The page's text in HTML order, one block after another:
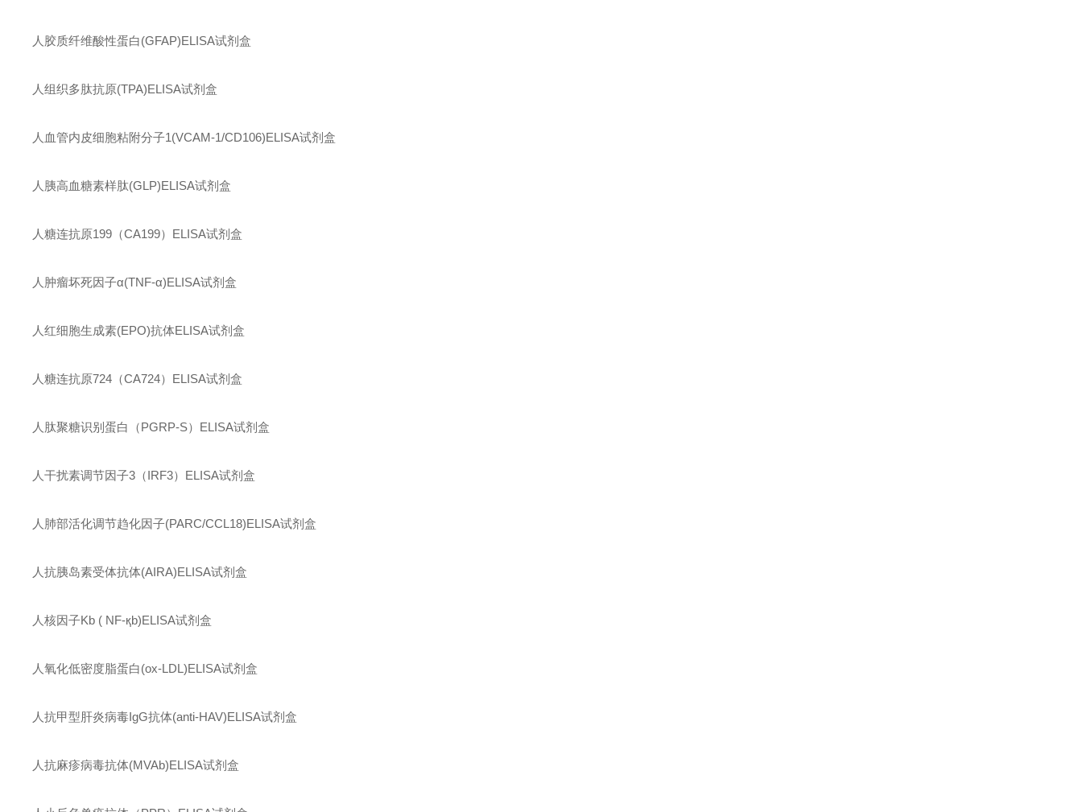
人胶质纤维酸性蛋白(GFAP)ELISA试剂盒
人组织多肽抗原(TPA)ELISA试剂盒
人血管内皮细胞粘附分子1(VCAM-1/CD106)ELISA试剂盒
人胰高血糖素样肽(GLP)ELISA试剂盒
人糖连抗原199 （CA199） ELISA试剂盒
人肿瘤坏死因子α(TNF-α)ELISA试剂盒
人红细胞生成素(EPO)抗体ELISA试剂盒
人糖连抗原724 （CA724） ELISA试剂盒
人肽聚糖识别蛋白（PGRP-S） ELISA试剂盒
人干扰素调节因子3 （IRF3） ELISA试剂盒
人肺部活化调节趋化因子(PARC/CCL18)ELISA试剂盒
人抗胰岛素受体抗体(AIRA)ELISA试剂盒
人核因子Kb ( NF-қb)ELISA试剂盒
人氧化低密度脂蛋白(ox-LDL)ELISA试剂盒
人抗甲型肝炎病毒IgG抗体(anti-HAV)ELISA试剂盒
人抗麻疹病毒抗体(MVAb)ELISA试剂盒